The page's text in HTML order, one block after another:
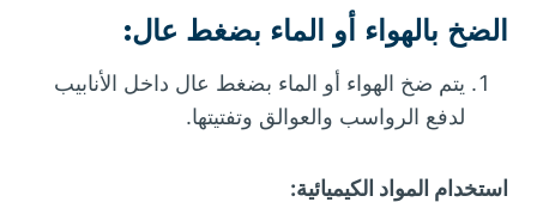
الضخ بالهواء أو الماء بضغط عال:
يتم ضخ الهواء أو الماء بضغط عال داخل الأنابيب
لدفع الرواسب والعوالق وتفتيتها.
استخدام المواد الكيميائية: